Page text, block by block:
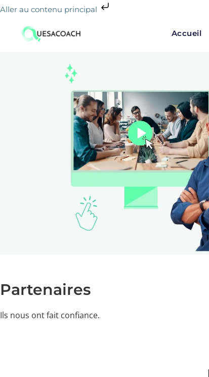
Aller au contenu principal
Accueil
Partenaires
Ils nous ont fait confiance.